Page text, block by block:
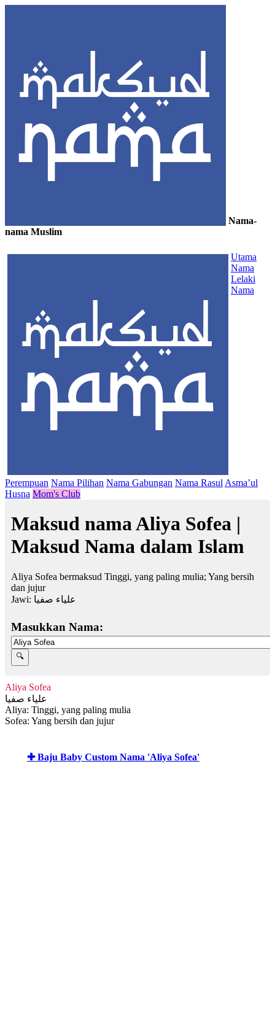
Nama-
nama Muslim
Utama
Nama
Lelaki
Nama
Perempuan Nama Pilihan Nama Gabungan Nama Rasul Asma’ul
Husna Mom's Club
Maksud nama Aliya Sofea |
Maksud Nama dalam Islam
Aliya Sofea bermaksud Tinggi, yang paling mulia; Yang bersih
dan jujur
Jawi: علياء صفيا
Masukkan Nama:
Aliya Sofea
علياء صفيا
Aliya: Tinggi, yang paling mulia
Sofea: Yang bersih dan jujur
✚ Baju Baby Custom Nama 'Aliya Sofea'